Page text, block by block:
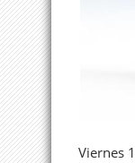
Viernes